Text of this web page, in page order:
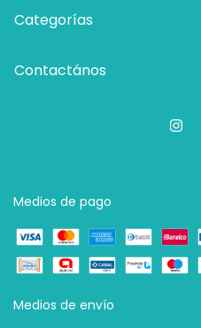
Categorías
Contactános
Medios de pago
Medios de envío